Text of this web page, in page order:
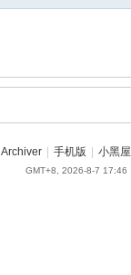
Archiver | 手机版 | 小黑屋
GMT+8, 2026-8-7 17:46